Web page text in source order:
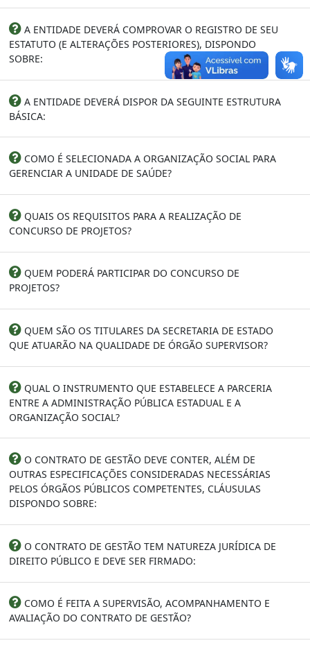
A ENTIDADE DEVERÁ COMPROVAR O REGISTRO DE SEU
ESTATUTO (E ALTERAÇÕES POSTERIORES), DISPONDO
SOBRE:
A ENTIDADE DEVERÁ DISPOR DA SEGUINTE ESTRUTURA
BÁSICA:
COMO É SELECIONADA A ORGANIZAÇÃO SOCIAL PARA
GERENCIAR A UNIDADE DE SAÚDE?
QUAIS OS REQUISITOS PARA A REALIZAÇÃO DE
CONCURSO DE PROJETOS?
QUEM PODERÁ PARTICIPAR DO CONCURSO DE
PROJETOS?
QUEM SÃO OS TITULARES DA SECRETARIA DE ESTADO
QUE ATUARÃO NA QUALIDADE DE ÓRGÃO SUPERVISOR?
QUAL O INSTRUMENTO QUE ESTABELECE A PARCERIA
ENTRE A ADMINISTRAÇÃO PÚBLICA ESTADUAL E A
ORGANIZAÇÃO SOCIAL?
O CONTRATO DE GESTÃO DEVE CONTER, ALÉM DE
OUTRAS ESPECIFICAÇÕES CONSIDERADAS NECESSÁRIAS
PELOS ÓRGÃOS PÚBLICOS COMPETENTES, CLÁUSULAS
DISPONDO SOBRE:
O CONTRATO DE GESTÃO TEM NATUREZA JURÍDICA DE
DIREITO PÚBLICO E DEVE SER FIRMADO:
COMO É FEITA A SUPERVISÃO, ACOMPANHAMENTO E
AVALIAÇÃO DO CONTRATO DE GESTÃO?